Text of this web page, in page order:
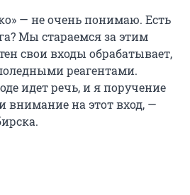
— не очень понимаю. Есть
Мы стараемся за этим
свои входы обрабатывает,
реагентами.
идет речь, и я поручение
внимание на этот вход, —